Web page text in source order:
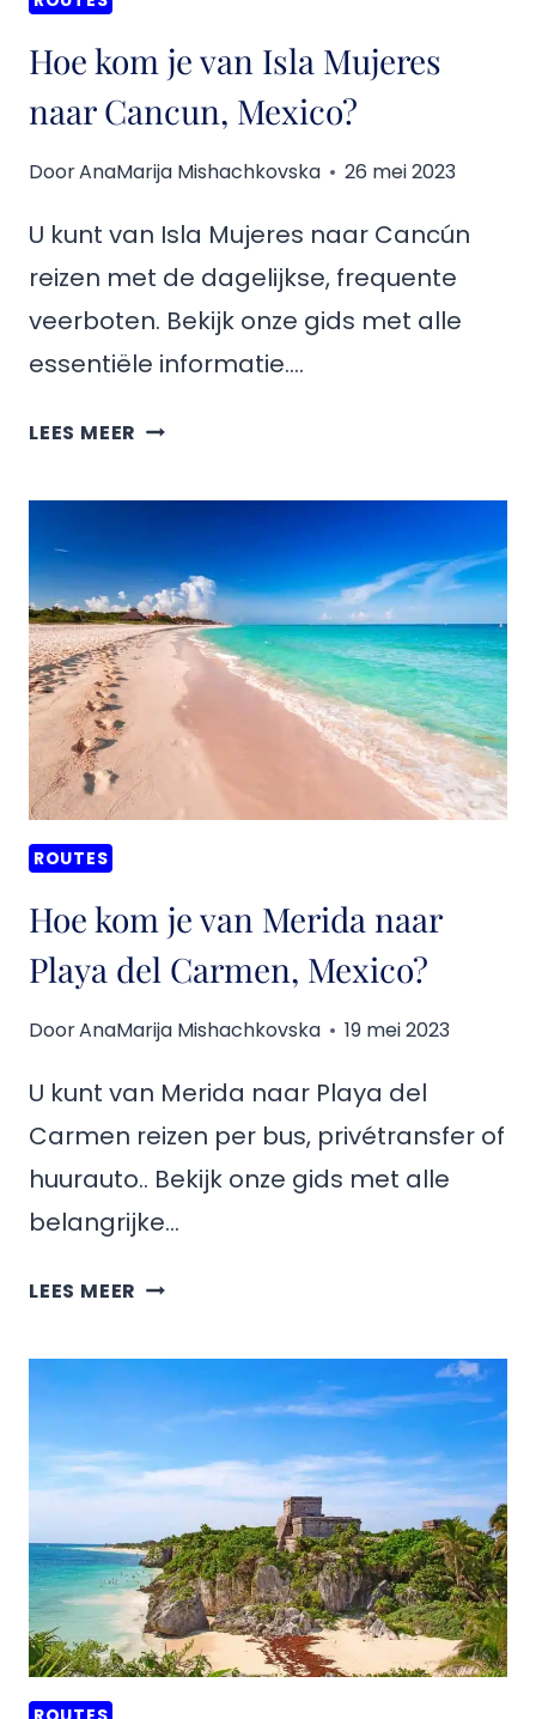
Hoe kom je van Isla Mujeres
naar Cancun, Mexico?
DoorAnaMarija Mishachkovska 26 mei 2023
U kunt van Isla Mujeres naar Cancún
reizen met de dagelijkse, frequente
veerboten. Bekijk onze gids met alle
essentiële informatie….
LEES MEER HOE
MUJERES
NAAR
CANCUN,
MEXICO?
ROUTES
Hoe kom je van Merida naar
Playa del Carmen, Mexico?
DoorAnaMarija Mishachkovska 19 mei 2023
U kunt van Merida naar Playa del
Carmen reizen per bus, privétransfer of
huurauto.. Bekijk onze gids met alle
belangrijke…
LEES MEER HOE
VAN
MERIDA
NAAR
PLAYA
CARMEN,
MEXICO?